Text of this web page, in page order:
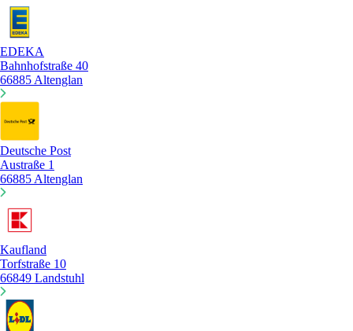
EDEKA
Bahnhofstraße 40
66885 Altenglan
Deutsche Post
Austraße 1
66885 Altenglan
Kaufland
Torfstraße 10
66849 Landstuhl